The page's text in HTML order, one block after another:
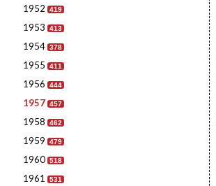
1952 419
1953 413
1954 378
1955 411
1956 444
1957 457
1958 462
1959 479
1960 518
1961 531